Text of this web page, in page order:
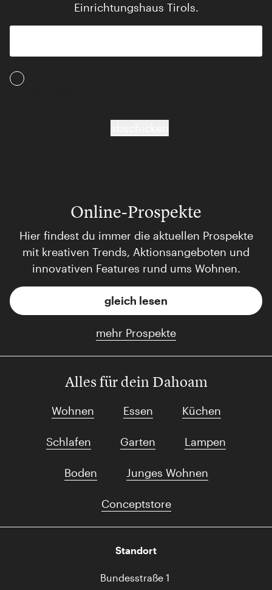
Einrichtungshaus Tirols.
Online-Prospekte
Hier findest du immer die aktuellen Prospekte
mit kreativen Trends, Aktionsangeboten und
innovativen Features rund ums Wohnen.
gleich lesen
mehr Prospekte
Alles für dein Dahoam
Wohnen Essen Küchen
Schlafen Garten Lampen
Boden Junges Wohnen
Conceptstore
Standort
Bundesstraße 1